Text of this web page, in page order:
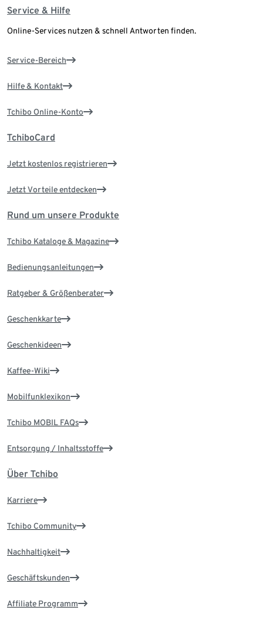
Service & Hilfe
Online-Services nutzen & schnell Antworten finden.
Service-Bereich
Hilfe & Kontakt
Tchibo Online-Konto
TchiboCard
Jetzt kostenlos registrieren
Jetzt Vorteile entdecken
Rund um unsere Produkte
Tchibo Kataloge & Magazine
Bedienungsanleitungen
Ratgeber & Größenberater
Geschenkkarte
Geschenkideen
Kaffee-Wiki
Mobilfunklexikon
Tchibo MOBIL FAQs
Entsorgung / Inhaltsstoffe
Über Tchibo
Karriere
Tchibo Community
Nachhaltigkeit
Geschäftskunden
Affiliate Programm